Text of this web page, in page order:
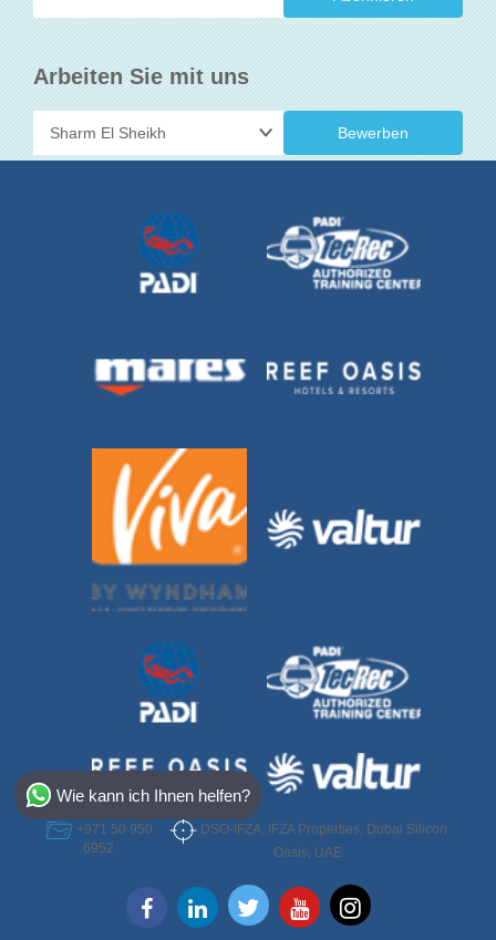
Arbeiten Sie mit uns
Bewerben
+971 50 950
6952
DSO-IFZA, IFZA Properties, Dubai Silicon
Oasis, UAE
Wie kann ich Ihnen helfen?
Select Destination